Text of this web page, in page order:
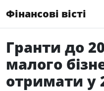
Фінансові вісті
Гранти до
малого
отримати у